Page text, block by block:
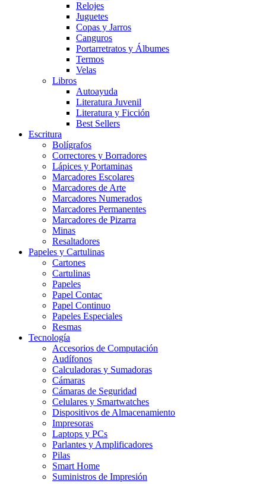
Relojes
Juguetes
Copas y Jarros
Canguros
Portarretratos y Álbumes
Termos
Velas
Libros
Autoayuda
Literatura Juvenil
Literatura y Ficción
Best Sellers
Escritura
Bolígrafos
Correctores y Borradores
Lápices y Portaminas
Marcadores Escolares
Marcadores de Arte
Marcadores Numerados
Marcadores Permanentes
Marcadores de Pizarra
Minas
Resaltadores
Papeles y Cartulinas
Cartones
Cartulinas
Papeles
Papel Contac
Papel Continuo
Papeles Especiales
Resmas
Tecnología
Accesorios de Computación
Audífonos
Calculadoras y Sumadoras
Cámaras
Cámaras de Seguridad
Celulares y Smartwatches
Dispositivos de Almacenamiento
Impresoras
Laptops y PCs
Parlantes y Amplificadores
Pilas
Smart Home
Suministros de Impresión